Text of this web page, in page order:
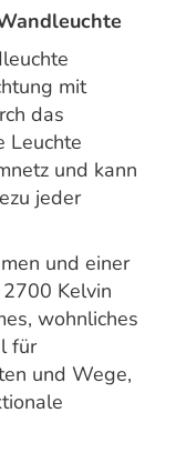
mit
das
Leuchte
und kann
jeder
und einer
Kelvin
wohnliches
für
und Wege,